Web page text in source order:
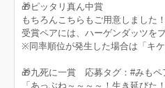
🎁ピッタリ真ん中賞
もちろんこちらもご用意しました！
受賞ペアには、ハーゲンダッツを
※同率順位が発生した場合は「キ
🎁九死に一賞 応募タグ：#みもペ
「あっぶね～～～～！生き延びた